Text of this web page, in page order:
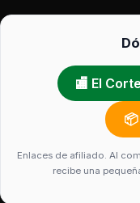
🏬 El
Enlaces de afiliado. Al
recibe una